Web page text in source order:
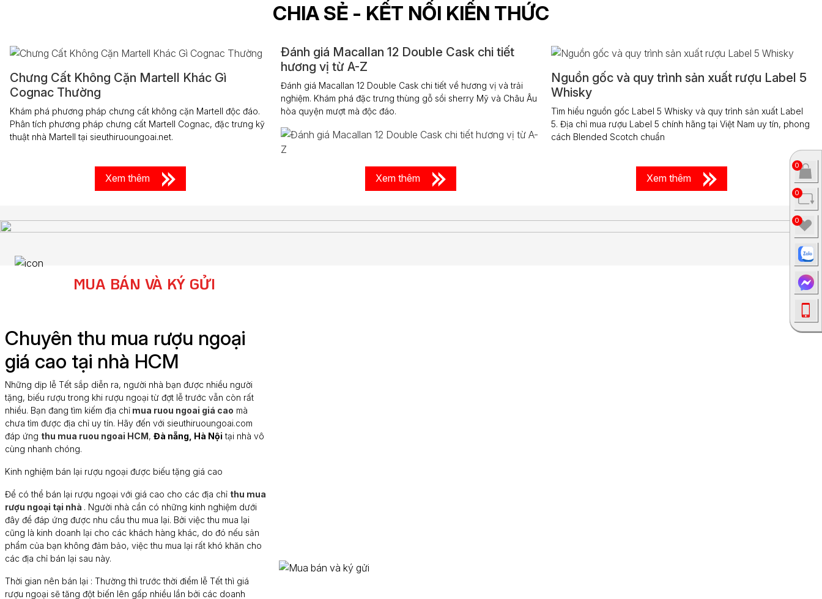
CHIA SẺ - KẾT NỐI KIẾN THỨC
Chưng Cất Không Cặn Martell Khác Gì
Cognac Thường
Khám phá phương pháp chưng cất không cặn Martell độc đáo.
Phân tích phương pháp chưng cất Martell Cognac, đặc trưng kỹ
thuật nhà Martell tại sieuthiruoungoai.net.
Xem thêm
Đánh giá Macallan 12 Double Cask chi tiết
hương vị từ A-Z
Đánh giá Macallan 12 Double Cask chi tiết về hương vị và trải
nghiệm. Khám phá đặc trưng thùng gỗ sồi sherry Mỹ và Châu Âu
hòa quyện mượt mà độc đáo.
Xem thêm
Nguồn gốc và quy trình sản xuất rượu Label 5
Whisky
Tìm hiểu nguồn gốc Label 5 Whisky và quy trình sản xuất Label
5. Địa chỉ mua rượu Label 5 chính hãng tại Việt Nam uy tín, phong
cách Blended Scotch chuẩn
Xem thêm
MUA BÁN VÀ KÝ GỬI
Chuyên thu mua rượu ngoại
giá cao tại nhà HCM
Những dịp lễ Tết sắp diễn ra, người nhà bạn được nhiều người
tặng, biếu rượu trong khi rượu ngoại từ đợt lễ trước vẫn còn rất
nhiều. Bạn đang tìm kiếm địa chỉ mua ruou ngoai giá cao mà
chưa tìm được địa chỉ uy tín. Hãy đến với sieuthiruoungoai.com
đáp ứng thu mua ruou ngoai HCM, Đà nẵng, Hà Nội tại nhà vô
cùng nhanh chóng.
Kinh nghiệm bán lại rượu ngoại được biếu tặng giá cao
Để có thể bán lại rượu ngoại với giá cao cho các địa chỉ thu mua
rượu ngoại tại nhà . Người nhà cần có những kinh nghiệm dưới
đây để đáp ứng được nhu cầu thu mua lại. Bởi việc thu mua lại
cũng là kinh doanh lại cho các khách hàng khác, do đó nếu sản
phẩm của bạn không đảm bảo, việc thu mua lại rất khó khăn cho
các địa chỉ bán lại sau này.
Thời gian nên bán lại : Thường thì trước thời điểm lễ Tết thì giá
rượu ngoại sẽ tăng đột biến lên gấp nhiều lần bởi các doanh
0
0
0